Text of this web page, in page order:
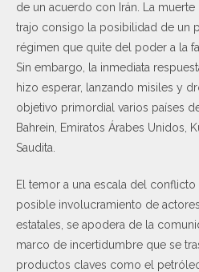
de un acuerdo con Irán. La
trajo consigo la posibilidad de un
régimen que quite del poder a la
Sin embargo, la inmediata
hizo esperar, lanzando misiles y
objetivo primordial varios países
Bahrein, Emiratos Árabes Unidos,
Saudita.
El temor a una escala del
posible involucramiento de
estatales, se apodera de la
marco de incertidumbre que se
productos claves como el